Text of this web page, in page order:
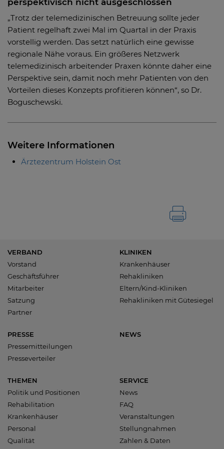
„Trotz der telemedizinischen Betreuung sollte jeder
Patient regelhaft zwei Mal im Quartal in der Praxis
vorstellig werden. Das setzt natürlich eine gewisse
regionale Nähe voraus. Ein größeres Netzwerk
telemedizinisch arbeitender Praxen könnte daher eine
Perspektive sein, damit noch mehr Patienten von den
Vorteilen dieses Konzepts profitieren können“, so Dr.
Boguschewski.
Weitere Informationen
Ärztezentrum Holstein Ost
VERBAND
Vorstand
Geschäftsführer
Mitarbeiter
Satzung
Partner
KLINIKEN
Krankenhäuser
Rehakliniken
Eltern/Kind-Kliniken
Rehakliniken mit Gütesiegel
PRESSE
Pressemitteilungen
Presseverteiler
NEWS
THEMEN
Politik und Positionen
Rehabilitation
Krankenhäuser
Personal
Qualität
SERVICE
News
FAQ
Veranstaltungen
Stellungnahmen
Zahlen & Daten